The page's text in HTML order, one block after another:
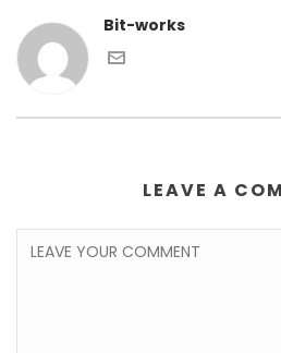
Bit-works
LEAVE A